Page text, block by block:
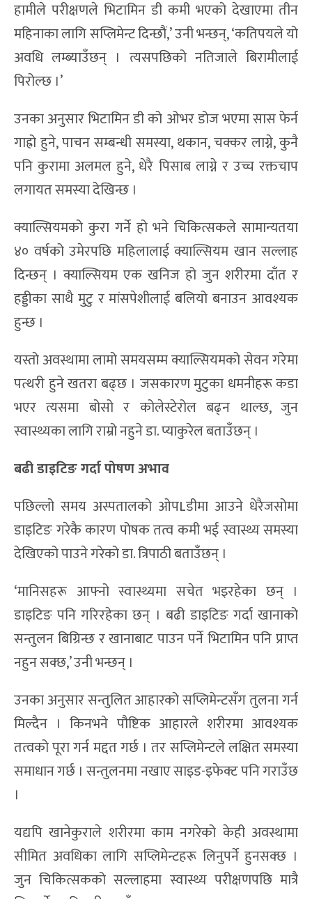
हामीले परीक्षणले भिटामिन डी कमी भएको देखाएमा तीन
महिनाका लागि सप्लिमेन्ट दिन्छौं,’ उनी भन्छन्, ‘कतिपयले यो
अवधि लम्ब्याउँछन् । त्यसपछिको नतिजाले बिरामीलाई
पिरोल्छ ।’
उनका अनुसार भिटामिन डी को ओभर डोज भएमा सास फेर्न
गाह्रो हुने, पाचन सम्बन्धी समस्या, थकान, चक्कर लाग्ने, कुनै
पनि कुरामा अलमल हुने, धेरै पिसाब लाग्ने र उच्च रक्तचाप
लगायत समस्या देखिन्छ ।
क्याल्सियमको कुरा गर्ने हो भने चिकित्सकले सामान्यतया
४० वर्षको उमेरपछि महिलालाई क्याल्सियम खान सल्लाह
दिन्छन् । क्याल्सियम एक खनिज हो जुन शरीरमा दाँत र
हड्डीका साथै मुटु र मांसपेशीलाई बलियो बनाउन आवश्यक
हुन्छ ।
यस्तो अवस्थामा लामो समयसम्म क्याल्सियमको सेवन गरेमा
पत्थरी हुने खतरा बढ्छ । जसकारण मुटुका धमनीहरू कडा
भएर त्यसमा बोसो र कोलेस्टेरोल बढ्न थाल्छ, जुन
स्वास्थ्यका लागि राम्रो नहुने डा. प्याकुरेल बताउँछन् ।
बढी डाइटिङ गर्दा पोषण अभाव
पछिल्लो समय अस्पतालको ओपLडीमा आउने धेरैजसोमा
डाइटिङ गरेकै कारण पोषक तत्व कमी भई स्वास्थ्य समस्या
देखिएको पाउने गरेको डा. त्रिपाठी बताउँछन् ।
‘मानिसहरू आफ्नो स्वास्थ्यमा सचेत भइरहेका छन् ।
डाइटिङ पनि गरिरहेका छन् । बढी डाइटिङ गर्दा खानाको
सन्तुलन बिग्रिन्छ र खानाबाट पाउन पर्ने भिटामिन पनि प्राप्त
नहुन सक्छ,’ उनी भन्छन् ।
उनका अनुसार सन्तुलित आहारको सप्लिमेन्टसँग तुलना गर्न
मिल्दैन । किनभने पौष्टिक आहारले शरीरमा आवश्यक
तत्वको पूरा गर्न मद्दत गर्छ । तर सप्लिमेन्टले लक्षित समस्या
समाधान गर्छ । सन्तुलनमा नखाए साइड-इफेक्ट पनि गराउँछ
।
यद्यपि खानेकुराले शरीरमा काम नगरेको केही अवस्थामा
सीमित अवधिका लागि सप्लिमेन्टहरू लिनुपर्ने हुनसक्छ ।
जुन चिकित्सकको सल्लाहमा स्वास्थ्य परीक्षणपछि मात्रै